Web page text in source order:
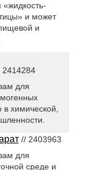
«жидкость-
и может
и
для
химической,
// 2403963
для
среде и